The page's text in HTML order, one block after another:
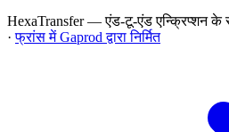
HexaTransfer — एंड-टू-एंड एन्क्रिप्शन के
· फ्रांस में Gaprod द्वारा निर्मित